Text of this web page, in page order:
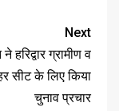
Next
हरिद्वार ग्रामीण व
सीट के लिए किया
चुनाव प्रचार